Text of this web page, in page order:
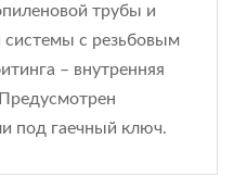
трубы и
с резьбовым
– внутренняя
под гаечный ключ.